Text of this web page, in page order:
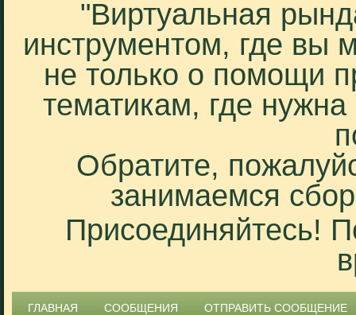
"Виртуальная
инструментом, где вы
не только о помощи
тематикам, где
Обратите,
занимаемся
Присоединяйтесь!
ГЛАВНАЯ СООБЩЕНИЯ
ОТПРАВИТЬ СООБЩЕНИЕ